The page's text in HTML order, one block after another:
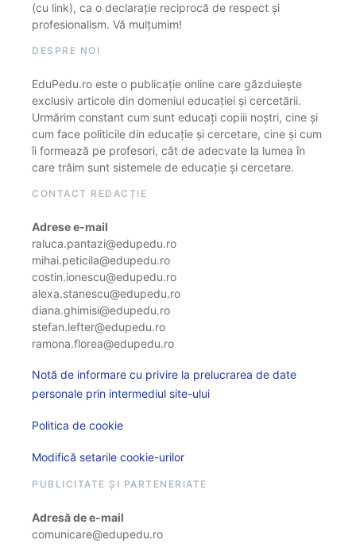
(cu link), ca o declarație reciprocă de respect și
profesionalism. Vă mulțumim!
DESPRE NOI
EduPedu.ro este o publicație online care găzduiește
exclusiv articole din domeniul educației și cercetării.
Urmărim constant cum sunt educați copiii noștri, cine și
cum face politicile din educație și cercetare, cine și cum
îi formează pe profesori, cât de adecvate la lumea în
care trăim sunt sistemele de educație și cercetare.
CONTACT REDACȚIE
Adrese e-mail
raluca.pantazi@edupedu.ro
mihai.peticila@edupedu.ro
costin.ionescu@edupedu.ro
alexa.stanescu@edupedu.ro
diana.ghimisi@edupedu.ro
stefan.lefter@edupedu.ro
ramona.florea@edupedu.ro
Notă de informare cu privire la prelucrarea de date
personale prin intermediul site-ului
Politica de cookie
Modifică setarile cookie-urilor
PUBLICITATE ȘI PARTENERIATE
Adresă de e-mail
comunicare@edupedu.ro